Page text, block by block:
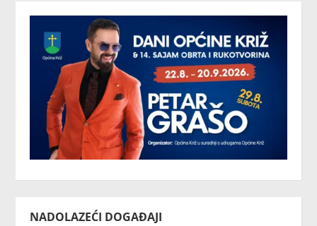
NADOLAZEĆI DOGAĐAJI